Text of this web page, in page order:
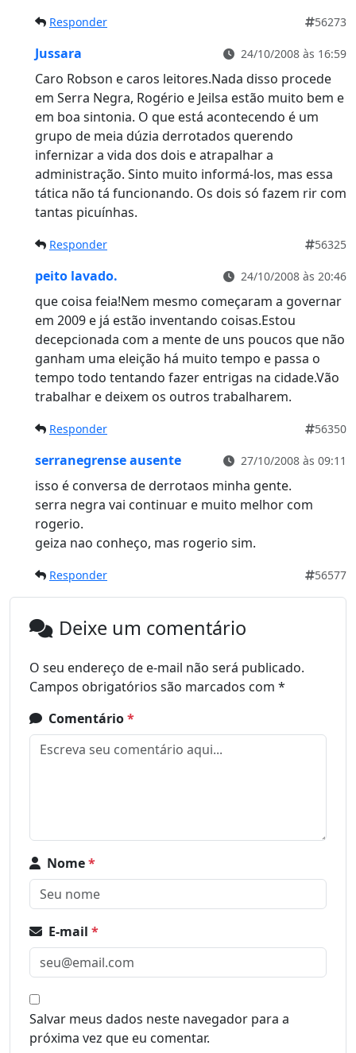
Responder 56273
Jussara 24/10/2008 às 16:59
Caro Robson e caros leitores.Nada disso procede
em Serra Negra, Rogério e Jeilsa estão muito bem e
em boa sintonia. O que está acontecendo é um
grupo de meia dúzia derrotados querendo
infernizar a vida dos dois e atrapalhar a
administração. Sinto muito informá-los, mas essa
tática não tá funcionando. Os dois só fazem rir com
tantas picuínhas.
Responder 56325
peito lavado. 24/10/2008 às 20:46
que coisa feia!Nem mesmo começaram a governar
em 2009 e já estão inventando coisas.Estou
decepcionada com a mente de uns poucos que não
ganham uma eleição há muito tempo e passa o
tempo todo tentando fazer entrigas na cidade.Vão
trabalhar e deixem os outros trabalharem.
Responder 56350
serranegrense ausente 27/10/2008 às 09:11
isso é conversa de derrotaos minha gente.
serra negra vai continuar e muito melhor com
rogerio.
geiza nao conheço, mas rogerio sim.
Responder 56577
Deixe um comentário
O seu endereço de e-mail não será publicado.
Campos obrigatórios são marcados com *
Comentário*
Nome*
E-mail *
Salvar meus dados neste navegador para a
próxima vez que eu comentar.